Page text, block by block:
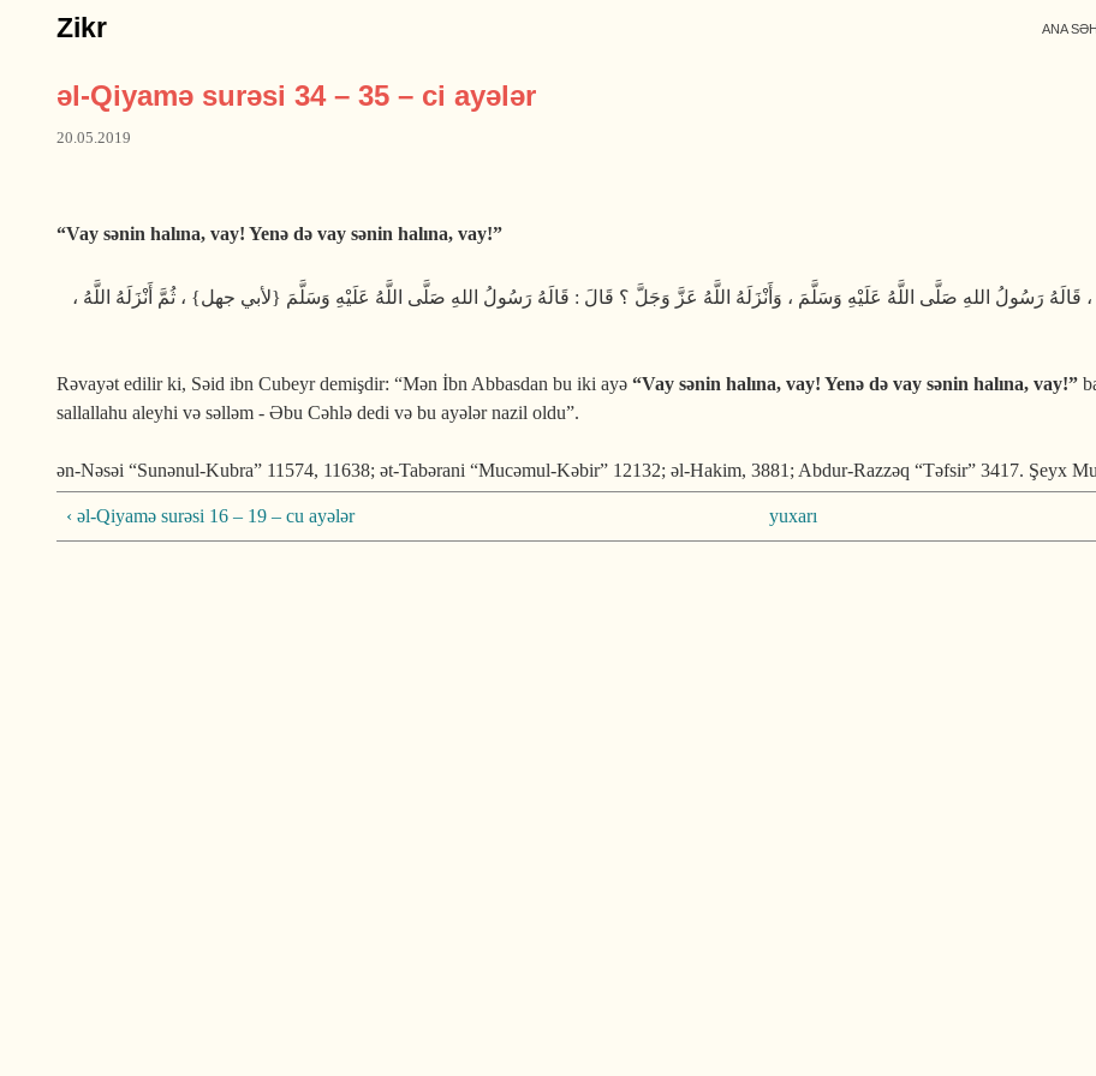
Zikr ANA
əl-Qiyamə surəsi 34 – 35 – ci ayələr
20.05.2019
“Vay sənin halına, vay! Yenə də vay sənin halına, vay!”
، قَالَهُ رَسُولُ اللهِ صَلَّى اللَّهُ عَلَيْهِ وَسَلَّمَ ، وَأَنْزَلَهُ اللَّهُ عَزَّ وَجَلَّ ؟ قَالَ : قَالَهُ رَسُولُ اللهِ صَلَّى اللَّهُ عَلَيْهِ وَسَلَّمَ {لأبي جهل} ، ثُمَّ أَنْزَلَهُ اللَّهُ ،
Rəvayət edilir ki, Səid ibn Cubeyr demişdir: “Mən İbn Abbasdan bu iki ayə “Vay sənin halına, vay! Yenə də vay sənin halına, vay!”
sallallahu aleyhi və səlləm - Əbu Cəhlə dedi və bu ayələr nazil oldu”.
ən-Nəsəi “Sunənul-Kubra” 11574, 11638; ət-Tabərani “Mucəmul-Kəbir” 12132; əl-Hakim, 3881; Abdur-Razzəq “Təfsir” 3417. Şeyx
‹ əl-Qiyamə surəsi 16 – 19 – cu ayələr yuxarı